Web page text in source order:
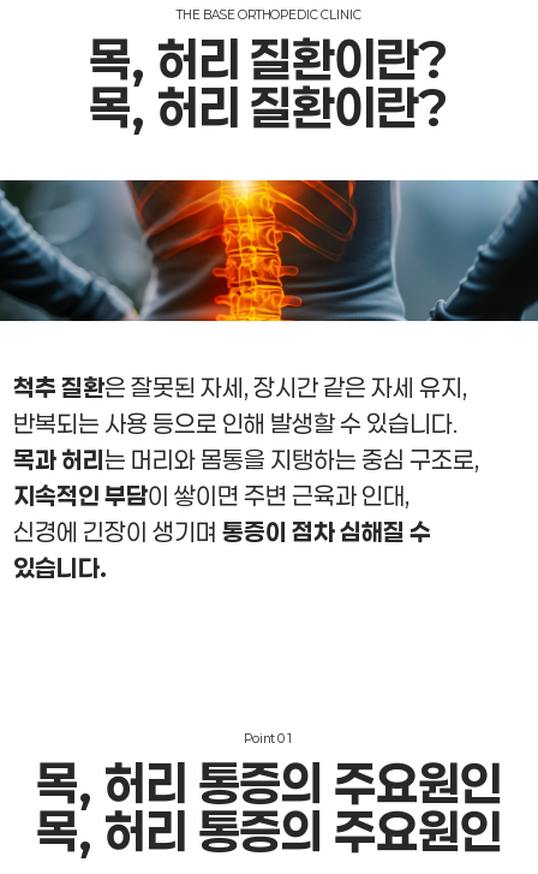
THE BASEORTHOPEDIC CLINIC
목, 허리 질환이란?
목, 허리 질환이란?
척추 질환은 잘못된 자세, 장시간 같은 자세 유지,
반복되는 사용 등으로 인해 발생할 수 있습니다.
목과 허리는 머리와 몸통을 지탱하는 중심 구조로,
지속적인 부담이 쌓이면 주변 근육과 인대,
신경에 긴장이 생기며 통증이 점차 심해질 수
있습니다.
Point01
목, 허리 통증의 주요원인
목, 허리 통증의 주요원인